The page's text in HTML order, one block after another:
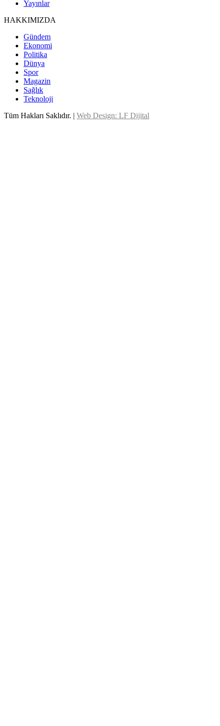
Yayınlar
HAKKIMIZDA
Gündem
Ekonomi
Politika
Dünya
Spor
Magazin
Sağlık
Teknoloji
Tüm Hakları Saklıdır. | Web Design: LF Dijital